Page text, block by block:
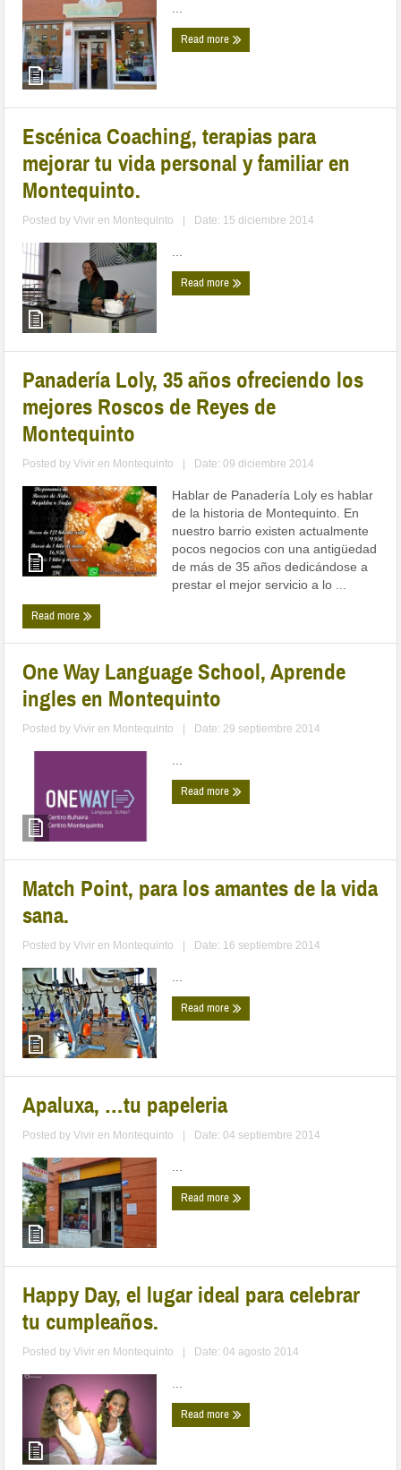
...
Read more
Escénica Coaching, terapias para
mejorar tu vida personal y familiar en
Montequinto.
Posted byVivir en Montequinto Date: 15 diciembre 2014
...
Read more
Panadería Loly, 35 años ofreciendo los
mejores Roscos de Reyes de
Montequinto
Posted byVivir en Montequinto Date: 09 diciembre 2014
Hablar de Panadería Loly es hablar
de la historia de Montequinto. En
nuestro barrio existen actualmente
pocos negocios con una antigüedad
de más de 35 años dedicándose a
prestar el mejor servicio a lo ...
Read more
One Way Language School, Aprende
ingles en Montequinto
Posted byVivir en Montequinto Date: 29 septiembre 2014
...
Read more
Match Point, para los amantes de la vida
sana.
Posted byVivir en Montequinto Date: 16 septiembre 2014
...
Read more
Apaluxa, …tu papeleria
Posted byVivir en Montequinto Date: 04 septiembre 2014
...
Read more
Happy Day, el lugar ideal para celebrar
tu cumpleaños.
Posted byVivir en Montequinto Date: 04 agosto 2014
...
Read more